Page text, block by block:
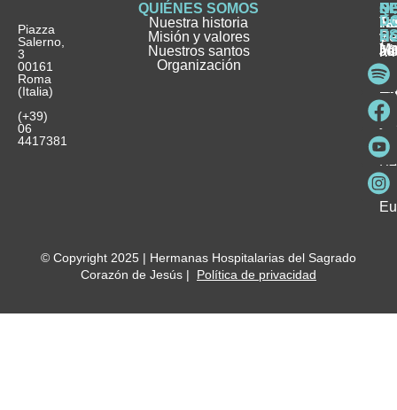
Piazza
Salerno,
3
00161
Roma
(Italia)
(+39)
06
4417381
QUIÉNES SOMOS
Nuestra historia
Misión y valores
Nuestros santos
Organización
e
y
y
© Copyright 2025 | Hermanas Hospitalarias del Sagrado
Corazón de Jesús | Política de privacidad